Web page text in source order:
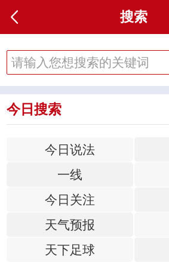
搜索
今日搜索
今日说法
一线
今日关注
天气预报
天下足球